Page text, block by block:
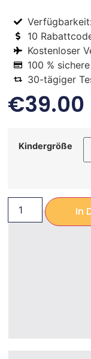
10
Kostenloser
100 %
30-tägiger
€39.00
Kindergröße
In